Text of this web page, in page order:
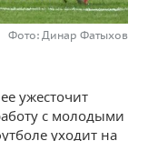
Фото: Динар Фатыхов
ужесточит
с молодыми
уходит на